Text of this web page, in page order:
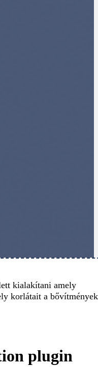
kialakítani amely
korlátait a bővítmények
plugin